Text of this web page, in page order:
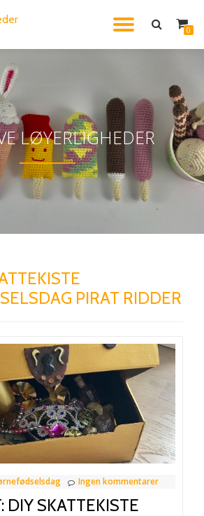
FLIP
0
LØYERLIGHEDER
PIRAT RIDDER
Ingen kommentarer
DIY SKATTEKISTE